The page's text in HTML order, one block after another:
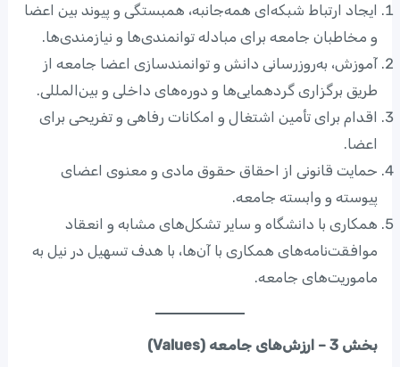
ایجاد ارتباط شبکه‌ای همه‌جانبه، همبستگی و پیوند بین اعضا
و مخاطبان جامعه برای مبادله توانمندی‌ها و نیازمندی‌ها.
آموزش، به‌روز‌رسانی دانش و توانمندسازی اعضا جامعه از
طریق برگزاری گردهمایی‌ها و دوره‌های داخلی و بین‌المللی.
اقدام برای تأمین اشتغال و امکانات رفاهی و تفریحی برای
اعضا.
حمایت قانونی از احقاق حقوق مادی و معنوی اعضای
پیوسته و وابسته جامعه.
همکاری با دانشگاه و سایر تشکل‌های مشابه و انعقاد
موافقت‌نامه‌های همکاری با آن‌ها، با هدف تسهیل در نیل به
ماموریت‌های جامعه.
بخش 3 – ارزش‌های جامعه (Values)